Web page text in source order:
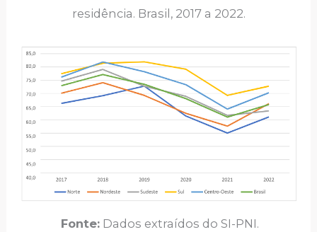
residência. Brasil, 2017 a 2022.
Fonte: Dados extraídos do SI-PNI.